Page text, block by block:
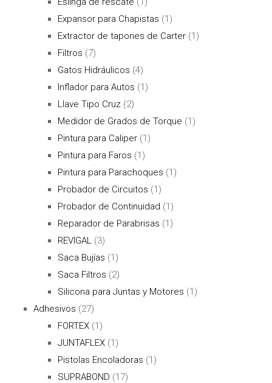
Expansor para Chapistas (1)
Extractor de tapones de Carter (1)
Filtros (7)
Gatos Hidráulicos (4)
Inflador para Autos (1)
Llave Tipo Cruz (2)
Medidor de Grados de Torque (1)
Pintura para Caliper (1)
Pintura para Faros (1)
Pintura para Parachoques (1)
Probador de Circuitos (1)
Probador de Continuidad (1)
Reparador de Parabrisas (1)
REVIGAL
(3)
Saca Bujías (1)
Saca Filtros (2)
Silicona para Juntas y Motores (1)
Adhesivos (27)
FORTEX (1)
JUNTAFLEX (1)
Pistolas Encoladoras (1)
SUPRABOND (17)